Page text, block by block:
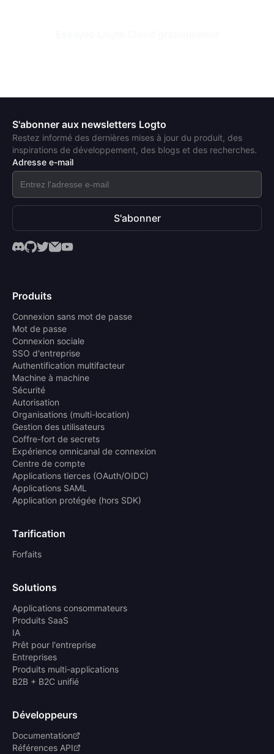
S'abonner aux newsletters Logto
Restez informé des dernières mises à jour du produit, des
inspirations de développement, des blogs et des recherches.
Adresse e-mail
S'abonner
Produits
Connexion sans mot de passe
Mot de passe
Connexion sociale
SSO d'entreprise
Authentification multifacteur
Machine à machine
Sécurité
Autorisation
Organisations (multi-location)
Gestion des utilisateurs
Coffre-fort de secrets
Expérience omnicanal de connexion
Centre de compte
Applications tierces (OAuth/OIDC)
Applications SAML
Application protégée (hors SDK)
Tarification
Forfaits
Solutions
Applications consommateurs
Produits SaaS
IA
Prêt pour l'entreprise
Entreprises
Produits multi-applications
B2B + B2C unifié
Développeurs
Documentation
Références API